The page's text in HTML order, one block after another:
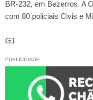
BR-232, em Bezerros. A
com 80 policiais Civis e
G1
PUBLICIDADE